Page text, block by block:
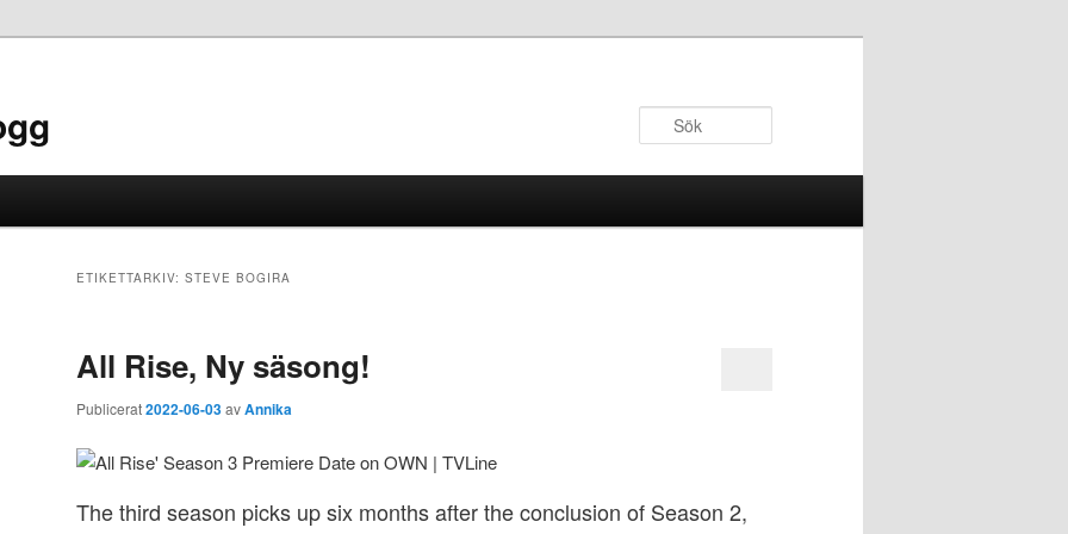
ETIKETTARKIV: STEVE BOGIRA
All Rise, Ny säsong!
Publicerat2022-06-03avAnnika
The third season picks up six months after the conclusion of Season 2,